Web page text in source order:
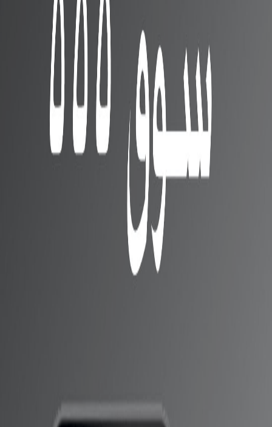
تسريبات توضح تصميم سماعة
Realme Buds Q2s المرتقبة
شركة Oppo تكشف النقاب عن
الهاتف Find X5 بمعالج
إلى أن سعر iPhone 14 Pro يبدأ بسعر 1099 دولارًا ، بينما يبدأ